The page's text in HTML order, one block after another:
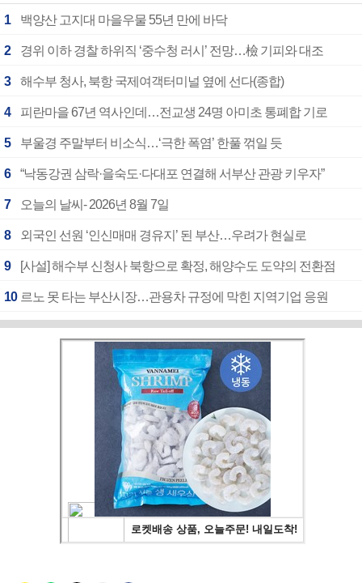
1 백양산 고지대 마을우물 55년 만에 바닥
2 경위 이하 경찰 하위직 ‘중수청 러시’ 전망…檢 기피와 대조
3 해수부 청사, 북항 국제여객터미널 옆에 선다(종합)
4 피란마을 67년 역사인데…전교생 24명 아미초 통폐합 기로
5 부울경 주말부터 비소식…‘극한 폭염’ 한풀 꺾일 듯
6 “낙동강권 삼락·을숙도·다대포 연결해 서부산 관광 키우자”
7 오늘의 날씨- 2026년 8월 7일
8 외국인 선원 ‘인신매매 경유지’ 된 부산…우려가 현실로
9 [사설] 해수부 신청사 북항으로 확정, 해양수도 도약의 전환점
10 르노 못 타는 부산시장…관용차 규정에 막힌 지역기업 응원